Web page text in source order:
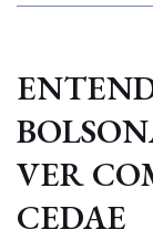
VER
CEDAE